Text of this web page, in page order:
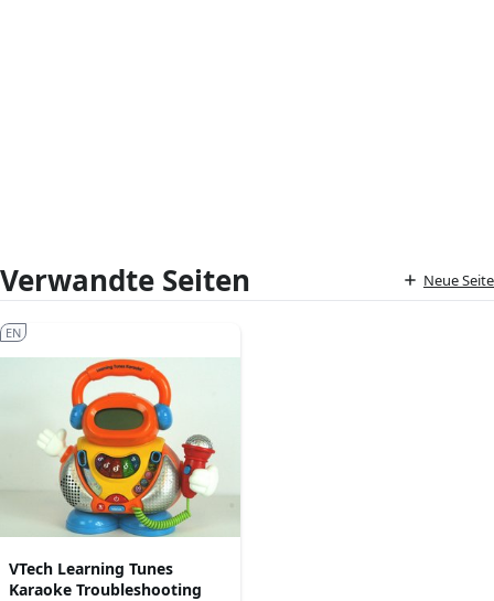
Verwandte Seiten Neue Seite
VTech Learning Tunes
Karaoke Troubleshooting
EN